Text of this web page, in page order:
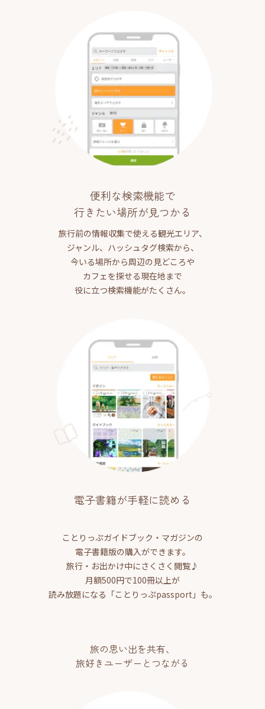
便利な検索機能で
行きたい場所が見つかる
旅行前の情報収集で使える観光エリア、
ジャンル、ハッシュタグ検索から、
今いる場所から周辺の見どころや
カフェを探せる現在地まで
役に立つ検索機能がたくさん。
電子書籍が手軽に読める
ことりっぷガイドブック・マガジンの
電子書籍版の購入ができます。
旅行・お出かけ中にさくさく閲覧♪
月額500円で100冊以上が
読み放題になる「ことりっぷpassport」も。
旅の思い出を共有、
旅好きユーザーとつながる